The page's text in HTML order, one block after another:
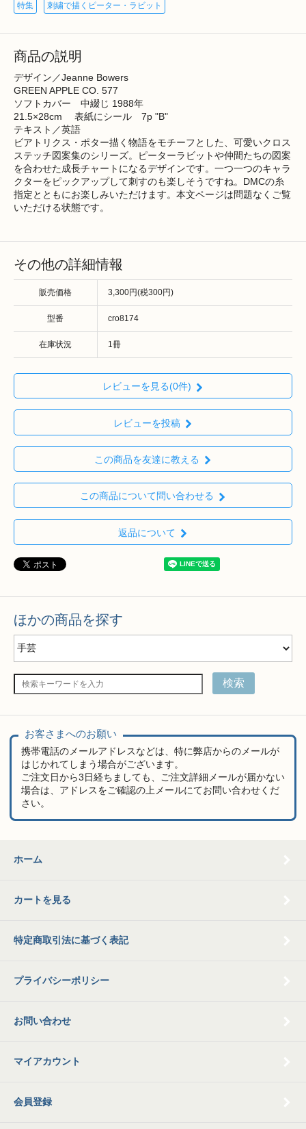
特集 刺繍で描くピーター・ラビット
商品の説明
デザイン／Jeanne Bowers
GREEN APPLE CO. 577
ソフトカバー 中綴じ 1988年
21.5×28cm 表紙にシール 7p "B"
テキスト／英語
ビアトリクス・ポター描く物語をモチーフとした、可愛いクロス
ステッチ図案集のシリーズ。ピーターラビットや仲間たちの図案
を合わせた成長チャートになるデザインです。一つ一つのキャラ
クターをピックアップして刺すのも楽しそうですね。DMCの糸
指定とともにお楽しみいただけます。本文ページは問題なくご覧
いただける状態です。
その他の詳細情報
販売価格 3,300円(税300円)
型番 cro8174
在庫状況 1冊
レビューを見る(0件)
レビューを投稿
この商品を友達に教える
この商品について問い合わせる
返品について
ほかの商品を探す
検索
お客さまへのお願い
携帯電話のメールアドレスなどは、特に弊店からのメールが
はじかれてしまう場合がございます。
ご注文日から3日経ちましても、ご注文詳細メールが届かない
場合は、アドレスをご確認の上メールにてお問い合わせくだ
さい。
ホーム
カートを見る
特定商取引法に基づく表記
プライバシーポリシー
お問い合わせ
マイアカウント
会員登録